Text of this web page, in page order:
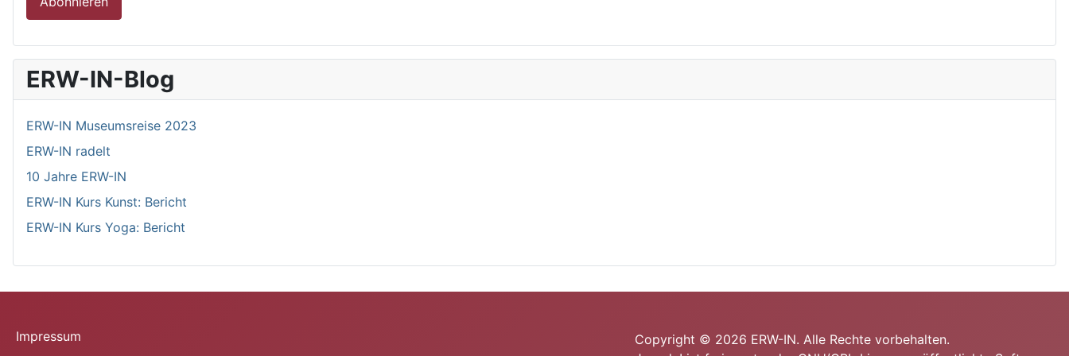
ERW-IN-Blog
ERW-IN Museumsreise 2023
ERW-IN radelt
10 Jahre ERW-IN
ERW-IN Kurs Kunst: Bericht
ERW-IN Kurs Yoga: Bericht
Impressum
Copyright © 2026 ERW-IN. Alle Rechte vorbehalten.